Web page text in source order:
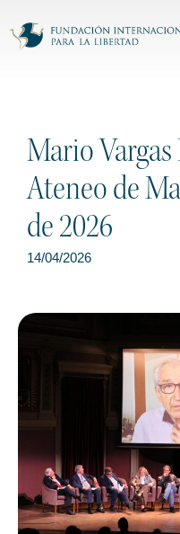
Mario
Ateneo de
de 2026
14/04/2026